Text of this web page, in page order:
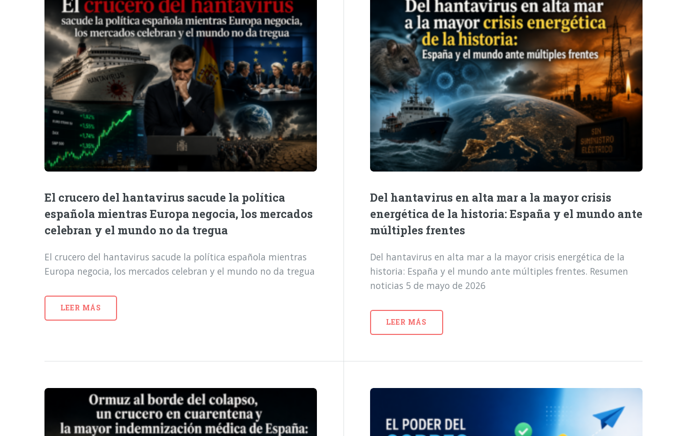
El crucero del hantavirus sacude la política
española mientras Europa negocia, los mercados
celebran y el mundo no da tregua
El crucero del hantavirus sacude la política española mientras
Europa negocia, los mercados celebran y el mundo no da tregua
LEER MÁS
Del hantavirus en alta mar a la mayor crisis
energética de la historia: España y el mundo ante
múltiples frentes
Del hantavirus en alta mar a la mayor crisis energética de la
historia: España y el mundo ante múltiples frentes. Resumen
noticias 5 de mayo de 2026
LEER MÁS